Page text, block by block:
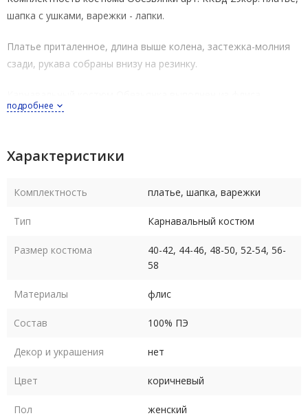
шапка с ушками, варежки - лапки.
Платье приталенное, длина выше колена, застежка-молния
сзади, рукава собраны внизу на резинку.
см, т.к. флис - трикотажный материал - тянется).
Рост костюма в любом размере 164-170 см.
спинке
Уход - деликатная сухая чистка по месту загрязнения.
подробнее
Характеристики
Комплектность платье, шапка, варежки
Тип Карнавальный костюм
Размер костюма
40-42, 44-46, 48-50, 52-54, 56-
58
Материалы флис
Состав 100% ПЭ
Декор и украшения нет
Цвет коричневый
Пол женский